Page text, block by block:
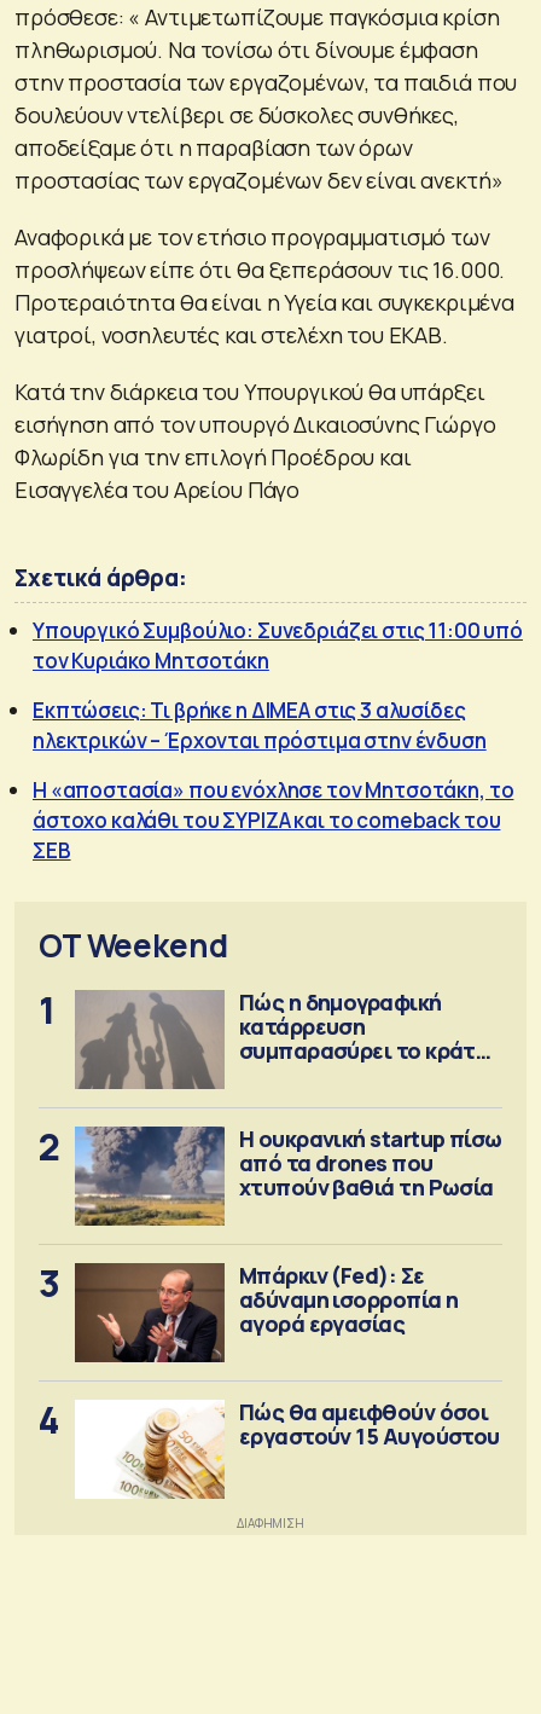
πρόσθεσε: « Αντιμετωπίζουμε παγκόσμια κρίση
πληθωρισμού. Να τονίσω ότι δίνουμε έμφαση
στην προστασία των εργαζομένων, τα παιδιά που
δουλεύουν ντελίβερι σε δύσκολες συνθήκες,
αποδείξαμε ότι η παραβίαση των όρων
προστασίας των εργαζομένων δεν είναι ανεκτή»
Αναφορικά με τον ετήσιο προγραμματισμό των
προσλήψεων είπε ότι θα ξεπεράσουν τις 16.000.
Προτεραιότητα θα είναι η Υγεία και συγκεκριμένα
γιατροί, νοσηλευτές και στελέχη του ΕΚΑΒ.
Κατά την διάρκεια του Υπουργικού θα υπάρξει
εισήγηση από τον υπουργό Δικαιοσύνης Γιώργο
Φλωρίδη για την επιλογή Προέδρου και
Εισαγγελέα του Αρείου Πάγο
Σχετικά άρθρα:
Υπουργικό Συμβούλιο: Συνεδριάζει στις 11:00 υπό
τον Κυριάκο Μητσοτάκη
Εκπτώσεις: Τι βρήκε η ΔΙΜΕΑ στις 3 αλυσίδες
ηλεκτρικών – Έρχονται πρόστιμα στην ένδυση
Η «αποστασία» που ενόχλησε τον Μητσοτάκη, το
άστοχο καλάθι του ΣΥΡΙΖΑ και το comeback του
ΣΕΒ
OT Weekend
1
Πώς η δημογραφική
κατάρρευση
συμπαρασύρει το κράτος
2
Η ουκρανική startup πίσω
από τα drones που
χτυπούν βαθιά τη Ρωσία
3
Μπάρκιν (Fed): Σε
αδύναμη ισορροπία η
αγορά εργασίας
4
Πώς θα αμειφθούν όσοι
εργαστούν 15 Αυγούστου